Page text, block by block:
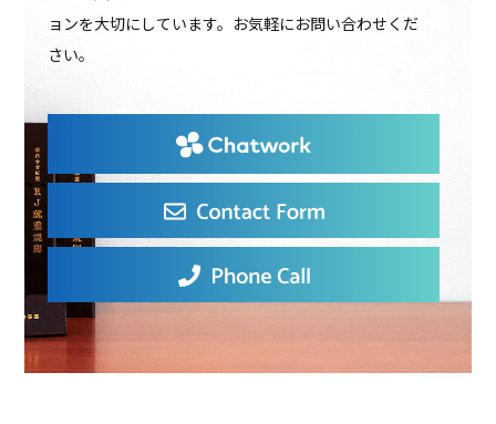
ョンを大切にしています。お気軽にお問い合わせくだ
さい。